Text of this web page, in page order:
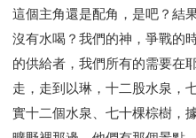
這個主角還是配角，是吧？結
沒有水喝？我們的神，爭戰的
的供給者，我們所有的需要在
走，走到以琳，十二股水泉，
實十二個水泉、七十棵棕樹，